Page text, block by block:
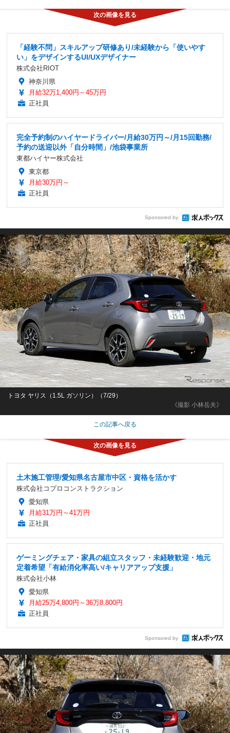
「経験不問」スキルアップ研修あり/未経験から「使いやす
い」をデザインするUI/UXデザイナー
株式会社RIOT
神奈川県
月給32万1,400円～45万円
正社員
完全予約制のハイヤードライバー/月給30万円～/月15回勤務/
予約の送迎以外「自分時間」/池袋事業所
東都ハイヤー株式会社
東京都
月給30万円～
正社員
Sponsored by
《撮影 小林岳夫》
トヨタ ヤリス（1.5L ガソリン）（7/29）
この記事へ戻る
土木施工管理/愛知県名古屋市中区・資格を活かす
株式会社コプロコンストラクション
愛知県
月給31万円～41万円
正社員
ゲーミングチェア・家具の組立スタッフ・未経験歓迎・地元
定着希望「有給消化率高い/キャリアアップ支援」
株式会社小林
愛知県
月給25万4,800円～36万8,800円
正社員
Sponsored by